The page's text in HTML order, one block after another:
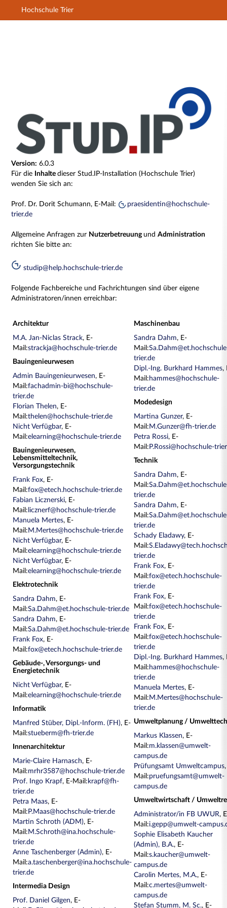
Hauptnavigation
Hochschule Trier
Version: 6.0.3
Für die Inhaltedieser Stud.IP-Installation (Hochschule Trier)
wenden Sie sich an:
Prof. Dr. Dorit Schumann, E-Mail:
praesidentin@hochschule-
trier.de
Allgemeine Anfragen zur Nutzerbetreuung undAdministration
richten Sie bitte an:
studip@help.hochschule-trier.de
Folgende Fachbereiche und Fachrichtungen sind über eigene
Administratoren/innen erreichbar:
Architektur
M.A. Jan-Niclas Strack, E-
Mail:strackja@hochschule-trier.de
Bauingenieurwesen
Admin Bauingenieurwesen, E-
Mail:fachadmin-bi@hochschule-
trier.de
Florian Thelen, E-
Mail:thelen@hochschule-trier.de
Nicht Verfügbar, E-
Mail:elearning@hochschule-trier.de
Bauingenieurwesen,
Lebensmitteltechnik,
Versorgungstechnik
Frank Fox, E-
Mail:fox@etech.hochschule-trier.de
Fabian Licznerski, E-
Mail: licznerf@hochschule-trier.de
Manuela Mertes, E-
Mail: M.Mertes@hochschule-trier.de
Nicht Verfügbar, E-
Mail:elearning@hochschule-trier.de
Nicht Verfügbar, E-
Mail:elearning@hochschule-trier.de
Elektrotechnik
Sandra Dahm, E-
Mail:Sa.Dahm@et.hochschule-trier.de
Sandra Dahm, E-
Mail:Sa.Dahm@et.hochschule-trier.de
Frank Fox, E-
Mail:fox@etech.hochschule-trier.de
Gebäude-, Versorgungs- und
Energietechnik
Nicht Verfügbar, E-
Mail:elearning@hochschule-trier.de
Informatik
Manfred Stüber, Dipl.-Inform. (FH), E-
Mail:stueberm@fh-trier.de
Innenarchitektur
Marie-Claire Harnasch, E-
Mail:mrhr3587@hochschule-trier.de
Prof. Ingo Krapf, E-Mail: krapf@fh-
trier.de
Petra Maas, E-
Mail: P.Maas@hochschule-trier.de
Martin Schroth (ADM), E-
Mail: M.Schroth@ina.hochschule-
trier.de
Anne Taschenberger (Admin), E-
Mail:a.taschenberger@ina.hochschule-
trier.de
Intermedia Design
Prof. Daniel Gilgen, E-
Maschinenbau
Sandra Dahm, E-
Mail:
trier.de
Dipl.-Ing. Burkhard Hammes,
Mail: hammes@hochschule-
trier.de
Modedesign
Martina Gunzer, E-
Mail: M.Gunzer@fh-trier.de
Petra Rossi, E-
Mail: P.Rossi@hochschule-
Technik
Sandra Dahm, E-
Mail:
trier.de
Sandra Dahm, E-
Mail:
trier.de
Schady Eladawy, E-
Mail:
trier.de
Frank Fox, E-
Mail:fox@etech.hochschule-
trier.de
Frank Fox, E-
Mail:fox@etech.hochschule-
trier.de
Frank Fox, E-
Mail:fox@etech.hochschule-
trier.de
Dipl.-Ing. Burkhard Hammes,
Mail: hammes@hochschule-
trier.de
Manuela Mertes, E-
Mail: M.Mertes@hochschule-
trier.de
Umweltplanung /
Markus Klassen, E-
Mail:m.klassen@umwelt-
campus.de
Prüfungsamt Umweltcampus
Mail:pruefungsamt@umwelt-
campus.de
Umweltwirtschaft /
Administrator/in FB UWUR,
Mail:i.gepp@umwelt-
Sophie Elisabeth Kaucher
(Admin), B.A., E-
Mail:s.kaucher@umwelt-
campus.de
Carolin Mertes, M.A., E-
Mail:c.mertes@umwelt-
campus.de
Stefan Stumm, M. Sc., E-